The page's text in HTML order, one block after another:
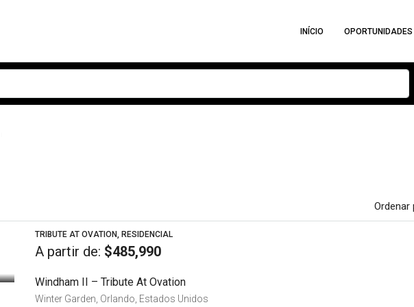
INÍCIO
Ordenar
TRIBUTE AT OVATION, RESIDENCIAL
A partir de: $485,990
Windham II – Tribute At Ovation
Winter Garden, Orlando, Estados Unidos